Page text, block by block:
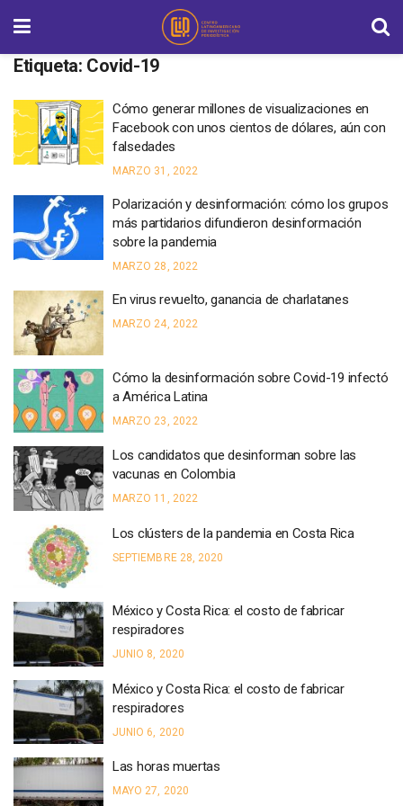
Etiqueta: Covid-19
Cómo generar millones de visualizaciones en
Facebook con unos cientos de dólares, aún con
falsedades
MARZO 31, 2022
Polarización y desinformación: cómo los grupos
más partidarios difundieron desinformación
sobre la pandemia
MARZO 28, 2022
En virus revuelto, ganancia de charlatanes
MARZO 24, 2022
Cómo la desinformación sobre Covid-19 infectó
a América Latina
MARZO 23, 2022
Los candidatos que desinforman sobre las
vacunas en Colombia
MARZO 11, 2022
Los clústers de la pandemia en Costa Rica
SEPTIEMBRE 28, 2020
México y Costa Rica: el costo de fabricar
respiradores
JUNIO 8, 2020
México y Costa Rica: el costo de fabricar
respiradores
JUNIO 6, 2020
Las horas muertas
MAYO 27, 2020